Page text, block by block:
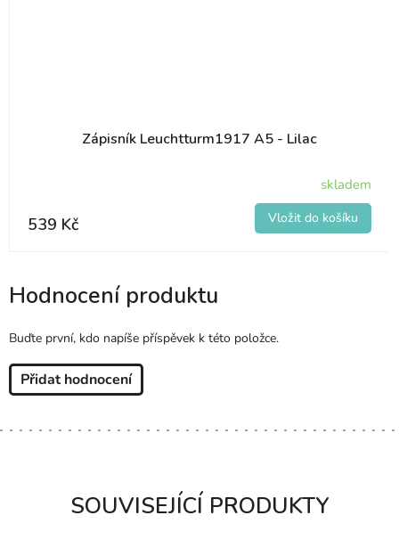
SOUVISEJÍCÍ PRODUKTY
Zápisník Leuchtturm1917 A5 - Lilac
skladem
539 Kč
Hodnocení produktu
Buďte první, kdo napíše příspěvek k této položce.
Přidat hodnocení